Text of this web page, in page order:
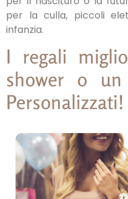
per la culla, piccoli
infanzia.
I regali
shower o un
Personalizzati!